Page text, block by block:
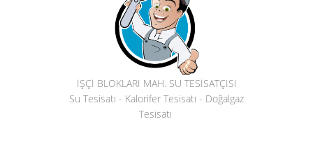
İŞÇİ BLOKLARI MAH. SU TESİSATÇISI
Su Tesisatı - Kalorifer Tesisatı - Doğalgaz
Tesisatı